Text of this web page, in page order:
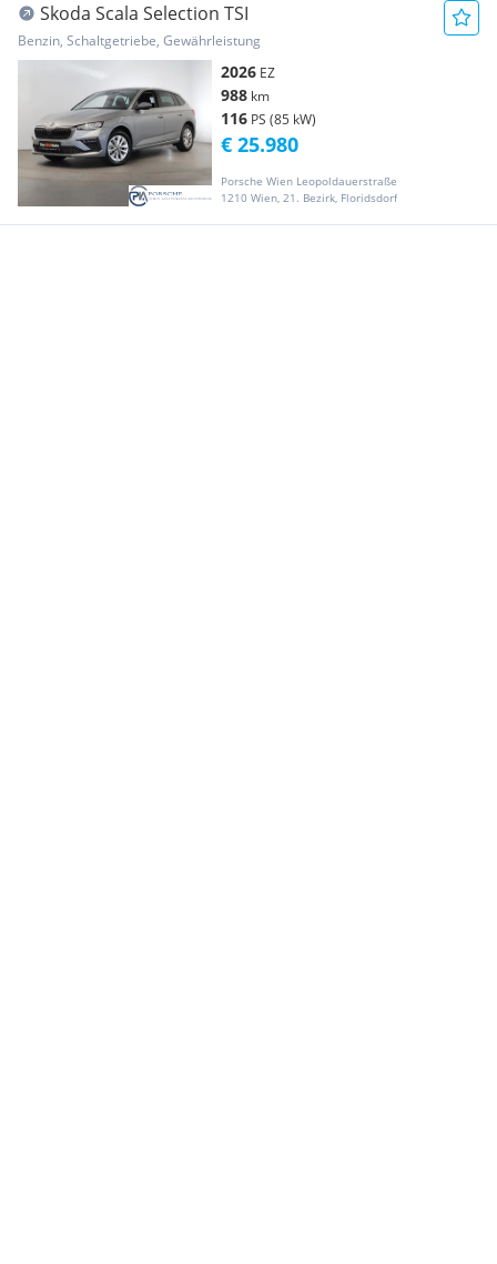
Skoda Scala Selection TSI
Benzin, Schaltgetriebe, Gewährleistung
2026 EZ
988 km
116 PS (85 kW)
Porsche Wien Leopoldauerstraße
1210 Wien, 21. Bezirk, Floridsdorf
€ 25.980